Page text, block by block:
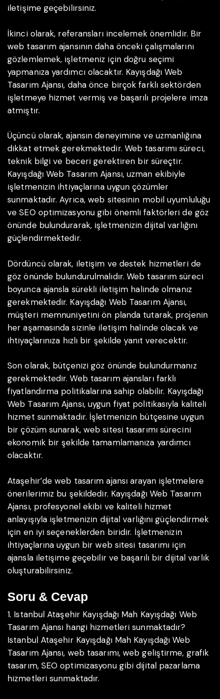
iletişime geçebilirsiniz.
İkinci olarak, referansları incelemek önemlidir. Bir
web tasarım ajansının daha önceki çalışmalarını
gözlemlemek, işletmeniz için doğru seçimi
yapmanıza yardımcı olacaktır. Kayışdağı Web
Tasarım Ajansı, daha önce birçok farklı sektörden
işletmeye hizmet vermiş ve başarılı projelere imza
atmıştır.
Üçüncü olarak, ajansın deneyimine ve uzmanlığına
dikkat etmek gerekmektedir. Web tasarımı süreci,
teknik bilgi ve beceri gerektiren bir süreçtir.
Kayışdağı Web Tasarım Ajansı, uzman ekibiyle
işletmenizin ihtiyaçlarına uygun çözümler
sunmaktadır. Ayrıca, web sitesinin mobil uyumluluğu
ve SEO optimizasyonu gibi önemli faktörleri de göz
önünde bulundurarak, işletmenizin dijital varlığını
güçlendirmektedir.
Dördüncü olarak, iletişim ve destek hizmetleri de
göz önünde bulundurulmalıdır. Web tasarım süreci
boyunca ajansla sürekli iletişim halinde olmanız
gerekmektedir. Kayışdağı Web Tasarım Ajansı,
müşteri memnuniyetini ön planda tutarak, projenin
her aşamasında sizinle iletişim halinde olacak ve
ihtiyaçlarınıza hızlı bir şekilde yanıt verecektir.
Son olarak, bütçenizi göz önünde bulundurmanız
gerekmektedir. Web tasarım ajansları farklı
fiyatlandırma politikalarına sahip olabilir. Kayışdağı
Web Tasarım Ajansı, uygun fiyat politikasıyla kaliteli
hizmet sunmaktadır. İşletmenizin bütçesine uygun
bir çözüm sunarak, web sitesi tasarımı sürecini
ekonomik bir şekilde tamamlamanıza yardımcı
olacaktır.
Ataşehir’de web tasarım ajansı arayan işletmelere
önerilerimiz bu şekildedir. Kayışdağı Web Tasarım
Ajansı, profesyonel ekibi ve kaliteli hizmet
anlayışıyla işletmenizin dijital varlığını güçlendirmek
için en iyi seçeneklerden biridir. İşletmenizin
ihtiyaçlarına uygun bir web sitesi tasarımı için
ajansla iletişime geçebilir ve başarılı bir dijital varlık
oluşturabilirsiniz.
Soru & Cevap
1. Istanbul Ataşehir Kayışdağı Mah Kayışdağı Web
Tasarım Ajansı hangi hizmetleri sunmaktadır?
Istanbul Ataşehir Kayışdağı Mah Kayışdağı Web
Tasarım Ajansı, web tasarımı, web geliştirme, grafik
tasarım, SEO optimizasyonu gibi dijital pazarlama
hizmetleri sunmaktadır.